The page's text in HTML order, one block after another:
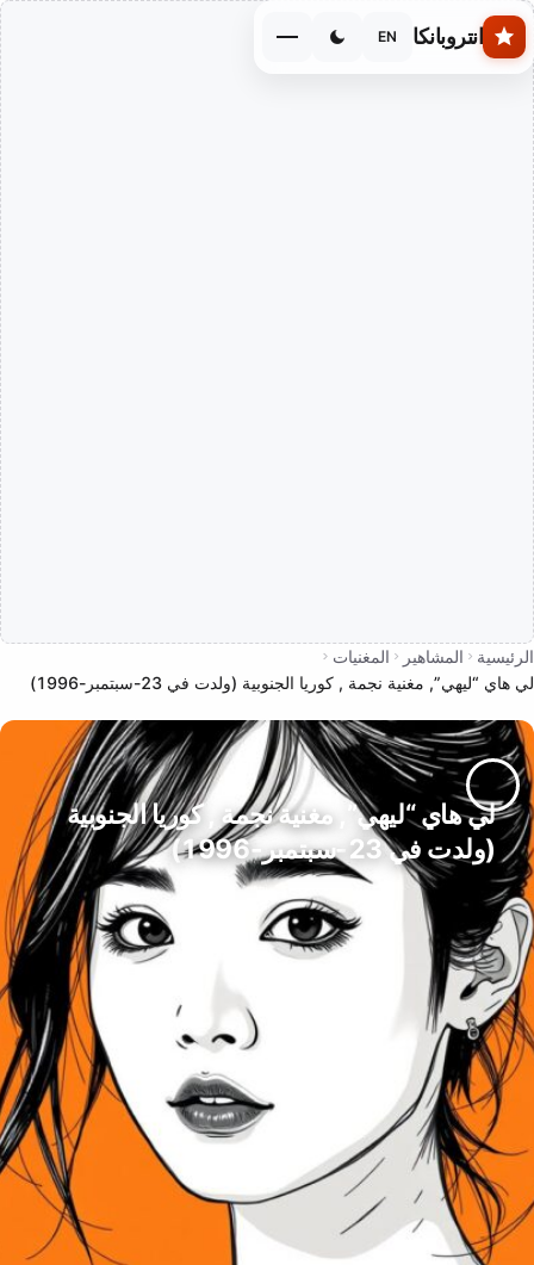
Skip to main content
انتروبانكا EN
الرئيسية المشاهير
المغنيات
لي هاي “ليهي”, مغنية نجمة , كوريا الجنوبية (ولدت في 23-سبتمبر-1996)
لي هاي “ليهي”, مغنية نجمة , كوريا الجنوبية
(ولدت في 23-سبتمبر-1996)